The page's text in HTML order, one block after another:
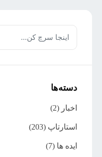
دسته‌ها
اخبار (2)
استارتاپ (203)
ایده ها (7)